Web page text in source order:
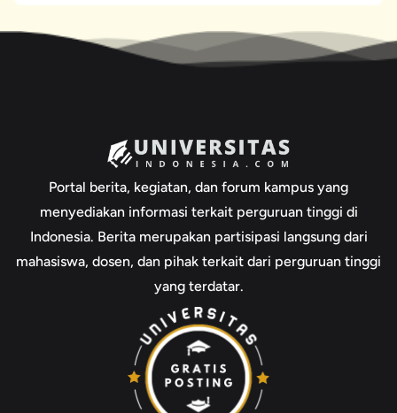
Portal berita, kegiatan, dan forum kampus yang
menyediakan informasi terkait perguruan tinggi di
Indonesia. Berita merupakan partisipasi langsung dari
mahasiswa, dosen, dan pihak terkait dari perguruan tinggi
yang terdatar.